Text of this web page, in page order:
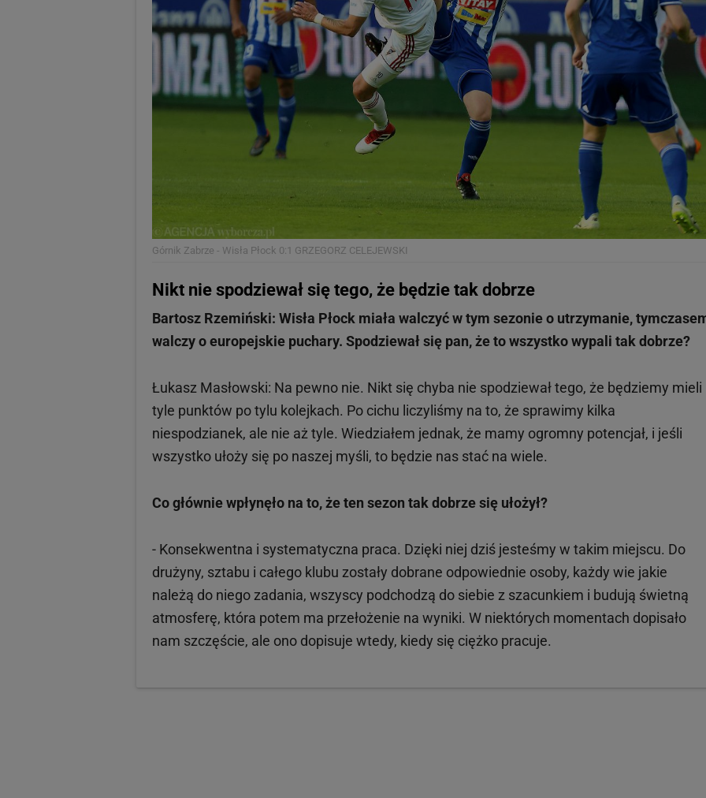
Górnik Zabrze - Wisła Płock 0:1 GRZEGORZ CELEJEWSKI
Nikt nie spodziewał się tego, że będzie tak dobrze
Bartosz Rzemiński: Wisła Płock miała walczyć w tym sezonie o utrzymanie,
walczy o europejskie puchary. Spodziewał się pan, że to wszystko wypali tak dobrze?
Łukasz Masłowski: Na pewno nie. Nikt się chyba nie spodziewał tego, że będziemy mieli
tyle punktów po tylu kolejkach. Po cichu liczyliśmy na to, że sprawimy kilka
niespodzianek, ale nie aż tyle. Wiedziałem jednak, że mamy ogromny potencjał, i jeśli
wszystko ułoży się po naszej myśli, to będzie nas stać na wiele.
Co głównie wpłynęło na to, że ten sezon tak dobrze się ułożył?
- Konsekwentna i systematyczna praca. Dzięki niej dziś jesteśmy w takim miejscu. Do
drużyny, sztabu i całego klubu zostały dobrane odpowiednie osoby, każdy wie jakie
należą do niego zadania, wszyscy podchodzą do siebie z szacunkiem i budują świetną
atmosferę, która potem ma przełożenie na wyniki. W niektórych momentach dopisało
nam szczęście, ale ono dopisuje wtedy, kiedy się ciężko pracuje.